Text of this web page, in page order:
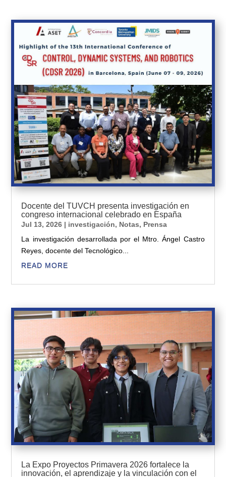
Docente del TUVCH presenta investigación en
congreso internacional celebrado en España
Jul 13, 2026 | investigación, Notas, Prensa
La investigación desarrollada por el Mtro. Ángel Castro
Reyes, docente del Tecnológico...
READ MORE
La Expo Proyectos Primavera 2026 fortalece la
innovación, el aprendizaje y la vinculación con el